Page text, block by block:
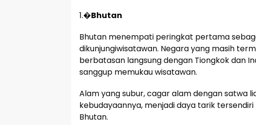
1.�Bhutan
Bhutan menempati peringkat pertama
dikunjungiwisatawan. Negara yang masih
berbatasan langsung dengan Tiongkok dan
sanggup memukau wisatawan.
Alam yang subur, cagar alam dengan satwa
kebudayaannya, menjadi daya tarik
Bhutan.